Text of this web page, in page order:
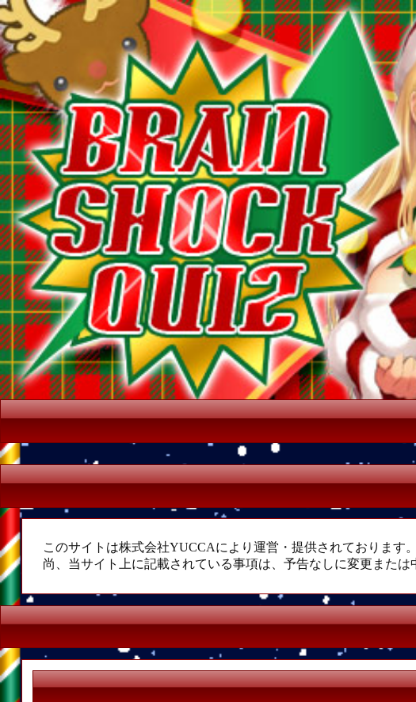
このサイトは株式会社YUCCAにより運営・提供されております
尚、当サイト上に記載されている事項は、予告なしに変更また